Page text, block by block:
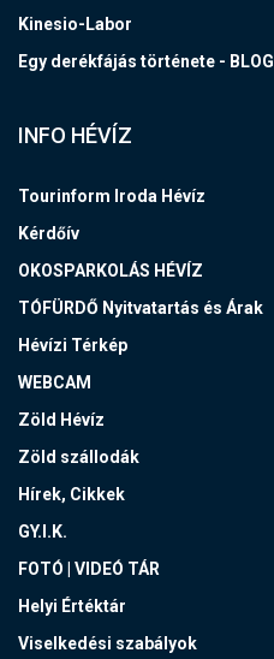
Kinesio-Labor
Egy derékfájás története - BLOG
INFO HÉVÍZ
Tourinform Iroda Hévíz
Kérdőív
OKOSPARKOLÁS HÉVÍZ
TÓFÜRDŐ Nyitvatartás és Árak
Hévízi Térkép
WEBCAM
Zöld Hévíz
Zöld szállodák
Hírek, Cikkek
GY.I.K.
FOTÓ | VIDEÓ TÁR
Helyi Értéktár
Viselkedési szabályok